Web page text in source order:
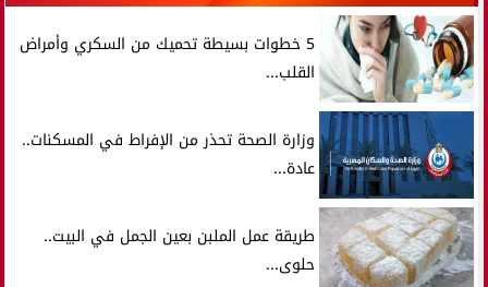
5 خطوات بسيطة تحميك من السكري وأمراض
القلب...
وزارة الصحة تحذر من الإفراط في المسكنات..
عادة...
طريقة عمل الملبن بعين الجمل في البيت..
حلوى...